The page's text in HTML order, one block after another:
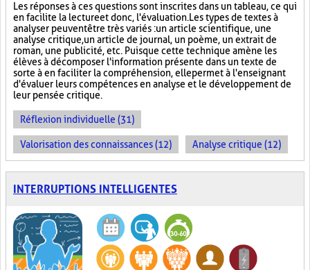
Les réponses à ces questions sont inscrites dans un tableau, ce qui
en facilite la lecture et donc, l'évaluation. Les types de textes à
analyser peuvent être très variés : un article scientifique, une
analyse critique, un article de journal, un poème, un extrait de
roman, une publicité, etc. Puisque cette technique amène les
élèves à décomposer l'information présente dans un texte de
sorte à en faciliter la compréhension, elle permet à l'enseignant
d'évaluer leurs compétences en analyse et le développement de
leur pensée critique.
Réflexion individuelle (31)
Valorisation des connaissances (12) Analyse critique (12)
INTERRUPTIONS INTELLIGENTES